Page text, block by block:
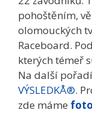
pohoštěním,
olomouckých
Raceboard.
kterých témeř
Na další
VÝSLEDKÅ®.
zde máme